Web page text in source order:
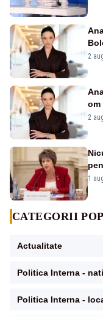
2
om
2
nu
1
CATEGORII
Actualitate
Politica Interna -
Politica Interna -